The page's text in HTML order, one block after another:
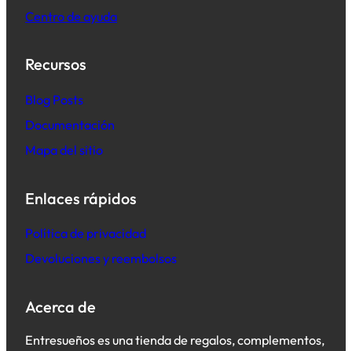
Centro de ayuda
Recursos
Blog Posts
Documentación
Mapa del sitio
Enlaces rápidos
Política de privacidad
Devoluciones y reembolsos
Acerca de
Entresueños es una tienda de regalos, complementos,